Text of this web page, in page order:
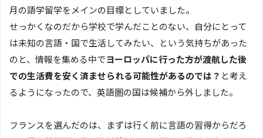
月の語学留学をメインの目標としていました。
せっかくなのだから学校で学んだことのない、自分にとって
は未知の言語・国で生活してみたい、という気持ちがあった
のと、情報を集める中でヨーロッパに行った方が渡航した後
での生活費を安く済ませられる可能性があるのでは？ と考え
るようになったので、英語圏の国は候補から外しました。
フランスを選んだのは、まずは行く前に言語の習得からだろ